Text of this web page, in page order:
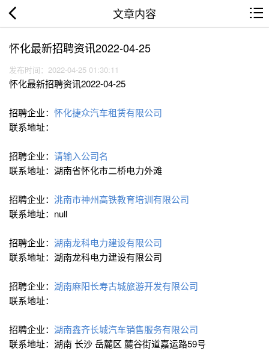
文章内容
怀化最新招聘资讯2022-04-25
发布时间：2022-04-25 01:30:11
怀化最新招聘资讯2022-04-25
招聘企业： 怀化捷众汽车租赁有限公司
联系地址：
招聘企业： 请输入公司名
联系地址：湖南省怀化市二桥电力外滩
招聘企业： 洮南市神州高铁教育培训有限公司
联系地址：null
招聘企业： 湖南龙科电力建设有限公司
联系地址：湖南龙科电力建设有限公司
招聘企业： 湖南麻阳长寿古城旅游开发有限公司
联系地址：
招聘企业： 湖南鑫齐长城汽车销售服务有限公司
联系地址：湖南 长沙 岳麓区 麓谷街道嘉运路59号